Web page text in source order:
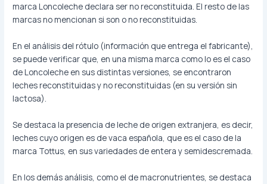
marca Loncoleche declara ser no reconstituida. El resto de las
marcas no mencionan si son o no reconstituidas.
En el análisis del rótulo (información que entrega el fabricante),
se puede verificar que, en una misma marca como lo es el caso
de Loncoleche en sus distintas versiones, se encontraron
leches reconstituidas y no reconstituidas (en su versión sin
lactosa).
Se destaca la presencia de leche de origen extranjera, es decir,
leches cuyo origen es de vaca española, que es el caso de la
marca Tottus, en sus variedades de entera y semidescremada.
En los demás análisis, como el de macronutrientes, se destaca